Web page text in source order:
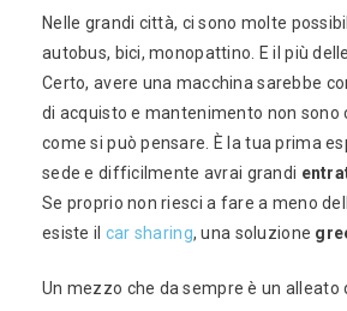
Nelle grandi città, ci sono molte
autobus, bici, monopattino. E il più
Certo, avere una macchina sarebbe
di acquisto e mantenimento non sono
come si può pensare. È la tua prima
sede e difficilmente avrai grandi
Se proprio non riesci a fare a meno
esiste il car sharing, una soluzione
Un mezzo che da sempre è un alleato